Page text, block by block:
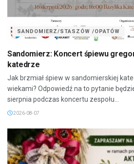
SANDOMIERZ/STASZÓW /OPATÓW
Sandomierz: Koncert śpiewu
katedrze
Jak brzmiał śpiew w sandomierskiej
wiekami? Odpowiedź na to pytanie
sierpnia podczas koncertu zespołu...
2026-08-07